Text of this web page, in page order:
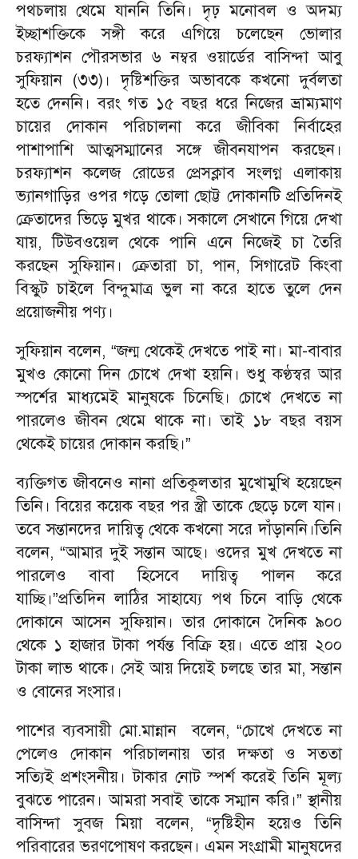
পথচলায় থেমে যাননি তিনি। দৃঢ় মনোবল ও অদম্য
ইচ্ছাশক্তিকে সঙ্গী করে এগিয়ে চলেছেন ভোলার
চরফ্যাশন পৌরসভার ৬ নম্বর ওয়ার্ডের বাসিন্দা আবু
সুফিয়ান (৩৩)। দৃষ্টিশক্তির অভাবকে কখনো দুর্বলতা
হতে দেননি। বরং গত ১৫ বছর ধরে নিজের ভ্রাম্যমাণ
চায়ের দোকান পরিচালনা করে জীবিকা নির্বাহের
পাশাপাশি আত্মসম্মানের সঙ্গে জীবনযাপন করছেন।
চরফ্যাশন কলেজ রোডের প্রেসক্লাব সংলগ্ন এলাকায়
ভ্যানগাড়ির ওপর গড়ে তোলা ছোট্ট দোকানটি প্রতিদিনই
ক্রেতাদের ভিড়ে মুখর থাকে। সকালে সেখানে গিয়ে দেখা
যায়, টিউবওয়েল থেকে পানি এনে নিজেই চা তৈরি
করছেন সুফিয়ান। ক্রেতারা চা, পান, সিগারেট কিংবা
বিস্কুট চাইলে বিন্দুমাত্র ভুল না করে হাতে তুলে দেন
প্রয়োজনীয় পণ্য।
সুফিয়ান বলেন, “জন্ম থেকেই দেখতে পাই না। মা-বাবার
মুখও কোনো দিন চোখে দেখা হয়নি। শুধু কণ্ঠস্বর আর
স্পর্শের মাধ্যমেই মানুষকে চিনেছি। চোখে দেখতে না
পারলেও জীবন থেমে থাকে না। তাই ১৮ বছর বয়স
থেকেই চায়ের দোকান করছি।”
ব্যক্তিগত জীবনেও নানা প্রতিকূলতার মুখোমুখি হয়েছেন
তিনি। বিয়ের কয়েক বছর পর স্ত্রী তাকে ছেড়ে চলে যান।
তবে সন্তানদের দায়িত্ব থেকে কখনো সরে দাঁড়াননি।তিনি
বলেন, “আমার দুই সন্তান আছে। ওদের মুখ দেখতে না
পারলেও বাবা হিসেবে দায়িত্ব পালন করে
যাচ্ছি।”প্রতিদিন লাঠির সাহায্যে পথ চিনে বাড়ি থেকে
দোকানে আসেন সুফিয়ান। তার দোকানে দৈনিক ৯০০
থেকে ১ হাজার টাকা পর্যন্ত বিক্রি হয়। এতে প্রায় ২০০
টাকা লাভ থাকে। সেই আয় দিয়েই চলছে তার মা, সন্তান
ও বোনের সংসার।
পাশের ব্যবসায়ী মো.মান্নান বলেন, “চোখে দেখতে না
পেলেও দোকান পরিচালনায় তার দক্ষতা ও সততা
সত্যিই প্রশংসনীয়। টাকার নোট স্পর্শ করেই তিনি মূল্য
বুঝতে পারেন। আমরা সবাই তাকে সম্মান করি।” স্থানীয়
বাসিন্দা সুবজ মিয়া বলেন, “দৃষ্টিহীন হয়েও তিনি
পরিবারের ভরণপোষণ করছেন। এমন সংগ্রামী মানুষদের